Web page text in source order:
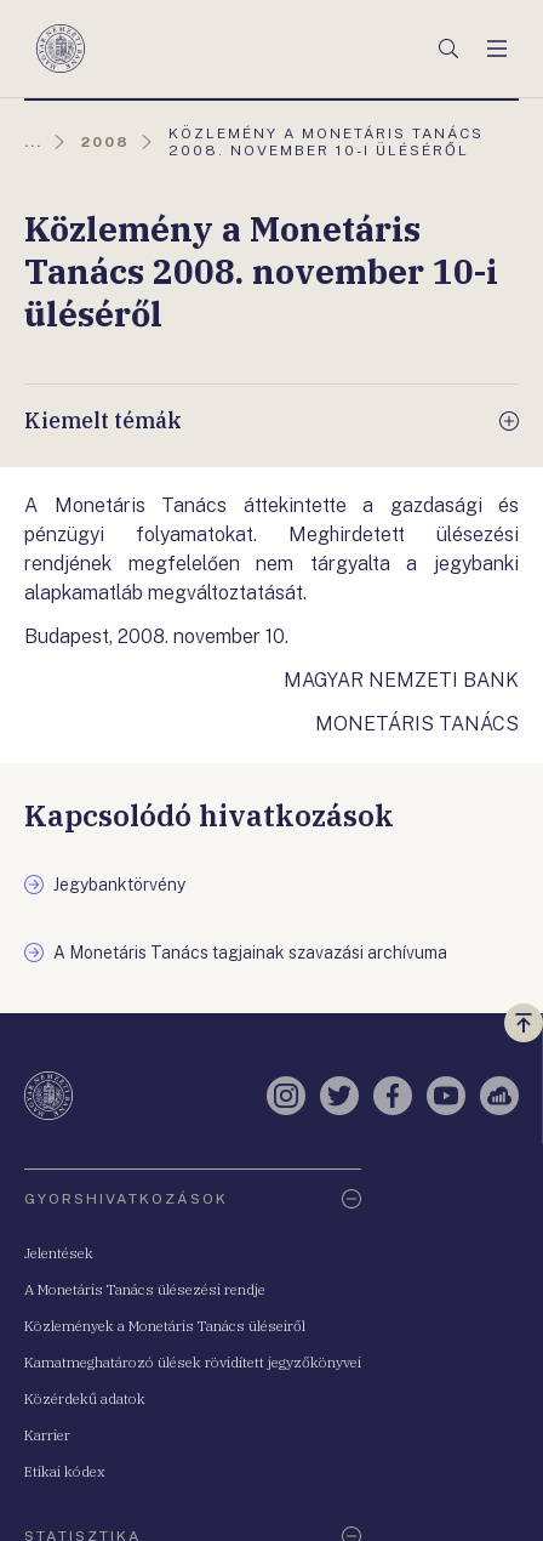
Magyar
Keresés
... 2008
AKTUÁLIS
OLDAL:
KÖZLEMÉNY A MONETÁRIS TANÁCS
2008. NOVEMBER 10-I ÜLÉSÉRŐL
Közlemény a Monetáris
Tanács 2008. november 10-i
üléséről
Kiemelt témák
A Monetáris Tanács áttekintette a gazdasági és
pénzügyi folyamatokat. Meghirdetett ülésezési
rendjének megfelelően nem tárgyalta a jegybanki
alapkamatláb megváltoztatását.
Budapest, 2008. november 10.
MAGYAR NEMZETI BANK
MONETÁRIS TANÁCS
Kapcsolódó hivatkozások
Jegybanktörvény
A Monetáris Tanács tagjainak szavazási archívuma
a
Instagram
TwitterFacebook
YouTube
GYORSHIVATKOZÁSOK
Jelentések
A Monetáris Tanács ülésezési rendje
Közlemények a Monetáris Tanács üléseiről
Kamatmeghatározó ülések rövidített jegyzőkönyvei
Közérdekű adatok
Karrier
Etikai kódex
STATISZTIKA